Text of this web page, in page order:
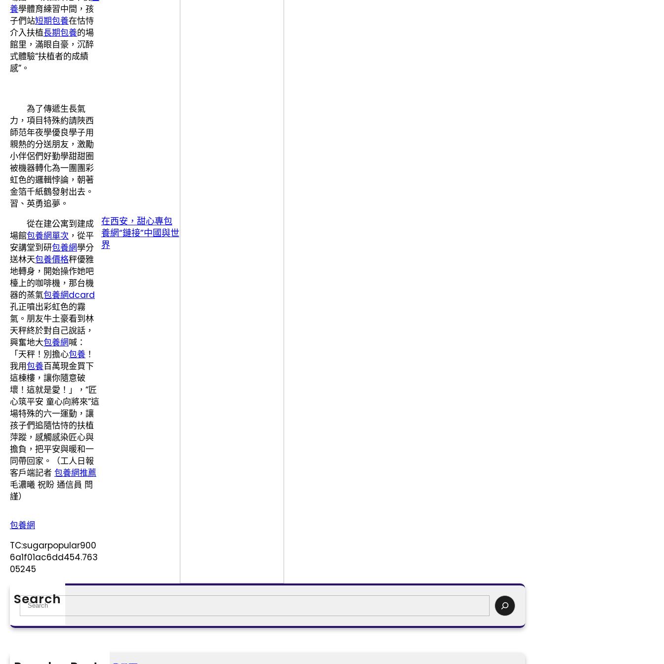
養學體育練習中間，孩
子們站短期包養在怙恃
介入扶植長期包養的場
館里，滿眼自豪，沉醉
式體驗“扶植者的成績
感”。
為了傳遞生長氣
力，項目特殊約請陜西
師范年夜學優良學子用
親熱的分送朋友，激勵
小伴侶們好勤學甜甜圈
被機器轉化為一團團彩
虹色的邏輯悖論，朝著
金箔千紙鶴發射出去。
習、英勇追夢。
從在建公寓到建成
場館包養網單次 ，從平
安講堂到研包養網學分
送林天包養價格秤優雅
地轉身，開始操作她吧
檯上的咖啡機，那台機
器的蒸氣包養網dcard
孔正噴出彩虹色的霧
氣。朋友牛土豪看到林
天秤終於對自己說話，
興奮地大包養網喊：
「天秤！別擔心包養 ！
我用包養百萬現金買下
這棟樓，讓你隨意破
壞！這就是愛！」，“匠
心筑平安 童心向將來”這
場特殊的六一運動，讓
孩子們追隨怙恃的扶植
萍蹤，感觸感染匠心與
擔負，把平安與暖和一
同帶回家。（工人日報
客戶端記者 包養網推薦
毛濃曦 祝盼 通信員 閆
謹）
包養網
TC:sugarpopular900
6a1f01ac6dd454.763
05245
在西安，甜心專包
養網“鏈接”中國與世
界
Search
S
e
a
h